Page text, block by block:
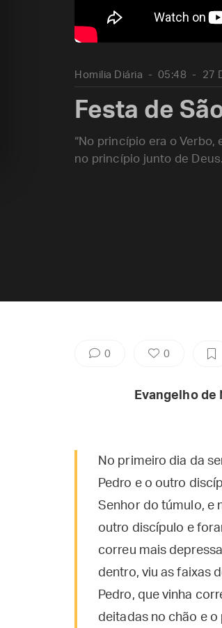
Homilia Diária 05:48 27
Festa de
“No princípio era o Verbo,
no princípio junto de
0 0
Evangelho
No primeiro dia da
Pedro e o outro
Senhor do túmulo, e
outro discípulo e
correu mais
dentro, viu as faixas
Pedro, que vinha
deitadas no chão e